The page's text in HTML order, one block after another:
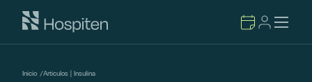
Inicio /Artículos | Insulina